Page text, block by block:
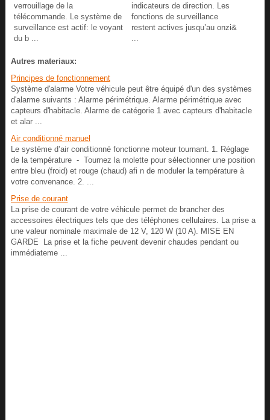
verrouillage de la
télécommande. Le système de
surveillance est actif: le voyant
du b ...
indicateurs de direction. Les
fonctions de surveillance
restent actives jusqu’au onzi&
Autres materiaux:
Principes de fonctionnement
Système d'alarme Votre véhicule peut être équipé d'un des systèmes
d'alarme suivants : Alarme périmétrique. Alarme périmétrique avec
capteurs d'habitacle. Alarme de catégorie 1 avec capteurs d'habitacle
et alar ...
Air conditionné manuel
Le système d’air conditionné fonctionne moteur tournant. 1. Réglage
de la température - Tournez la molette pour sélectionner une position
entre bleu (froid) et rouge (chaud) afi n de moduler la température à
votre convenance. 2. ...
Prise de courant
La prise de courant de votre véhicule permet de brancher des
accessoires électriques tels que des téléphones cellulaires. La prise a
une valeur nominale maximale de 12 V, 120 W (10 A). MISE EN
GARDE La prise et la fiche peuvent devenir chaudes pendant ou
immédiateme ...